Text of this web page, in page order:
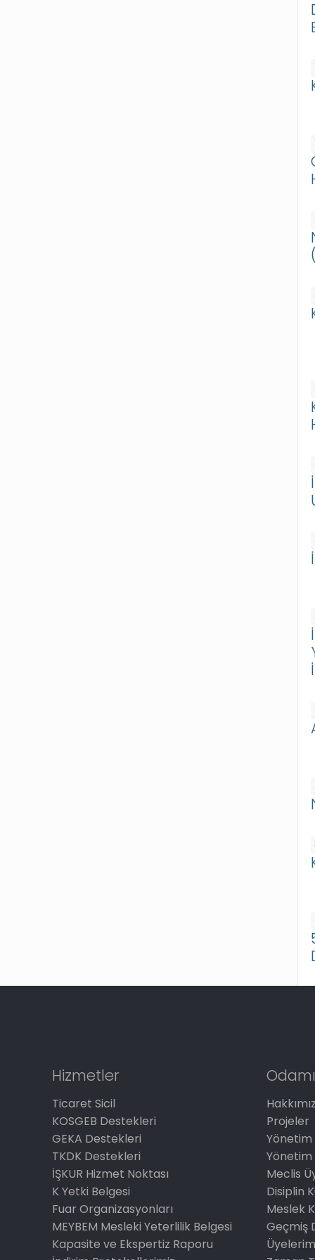
Hizmetler
Ticaret Sicil
KOSGEB Destekleri
GEKA Destekleri
TKDK Destekleri
İŞKUR Hizmet Noktası
K Yetki Belgesi
Fuar Organizasyonları
MEYBEM Mesleki Yeterlilik Belgesi
Kapasite ve Ekspertiz Raporu
Projeler
Yönetim
Yönetim
Meclis
Disiplin
Meslek
Geçmiş